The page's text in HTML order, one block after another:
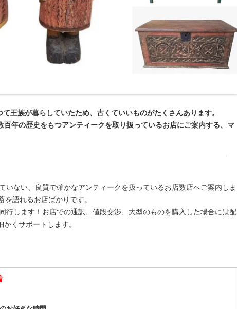
王族が暮らしていたため、古くていいものがたくさんあります。
百年の歴史をもつアンティークを取り扱っているお店にご案内する、マ
いない、良質で確かなアンティークを扱っているお店数店へご案内しま
語れるお店ばかりです。
行します！お店での通訳、値段交渉、大型のものを購入した場合には配
くサポートします。